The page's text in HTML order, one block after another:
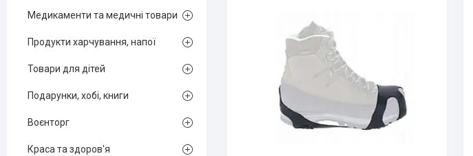
Медикаменти та медичні товари
Продукти харчування, напої
Товари для дітей
Подарунки, хобі, книги
Воєнторг
Краса та здоров'я